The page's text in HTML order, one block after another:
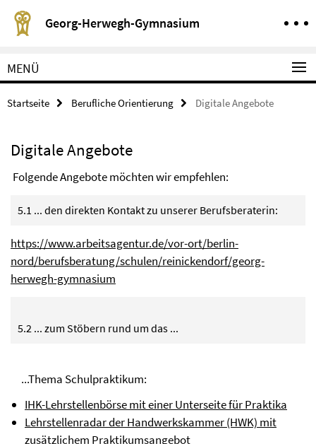
Springe direkt zu Inhalt
Georg-Herwegh-Gymnasium
Service-Navigation
MENÜ
Startseite Berufliche Orientierung Digitale Angebote
Digitale Angebote
Folgende Angebote möchten wir empfehlen:
5.1 ... den direkten Kontakt zu unserer Berufsberaterin:
https://www.arbeitsagentur.de/vor-ort/berlin-
nord/berufsberatung/schulen/reinickendorf/georg-
herwegh-gymnasium
5.2 ... zum Stöbern rund um das ...
...Thema Schulpraktikum:
IHK-Lehrstellenbörse mit einer Unterseite für Praktika
Lehrstellenradar der Handwerkskammer (HWK) mit
zusätzlichem Praktikumsangebot